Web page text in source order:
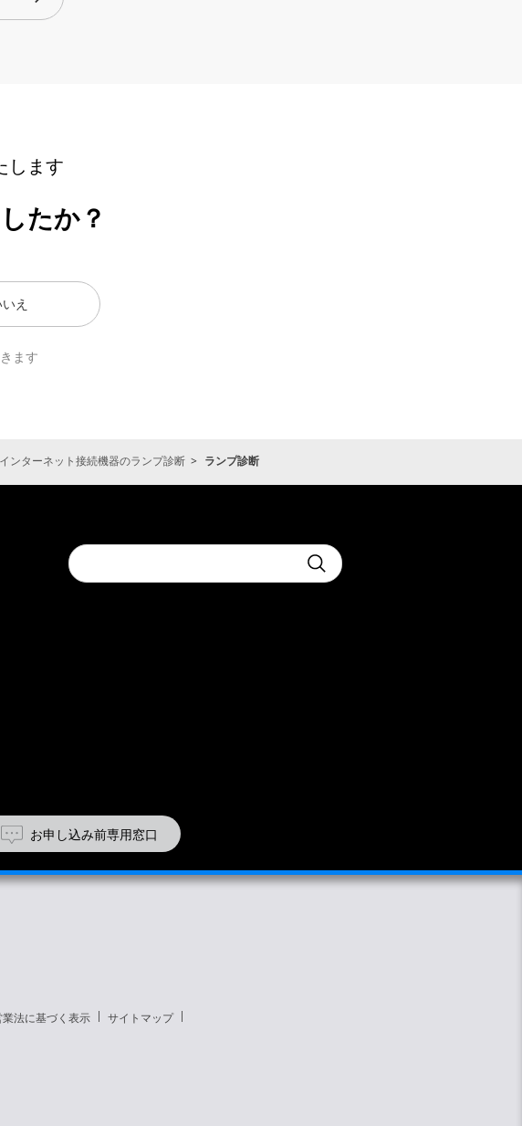
します
たか？
え
ます
インターネット接続機器のランプ診断 ランプ診断
Conduct
a
search
Submit
お申し込み前専用窓口
法に基づく表示 サイトマップ